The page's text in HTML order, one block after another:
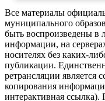
Все материалы
муниципального
быть воспроизведены в
информации, на
носителях без каких-
публикации.
ретрансляции является
копирования
интерактивная ссылка).